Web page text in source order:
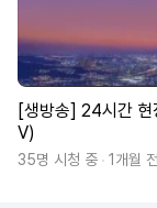
[생방송] 24시간
V)
35명 시청 중 1개월 전